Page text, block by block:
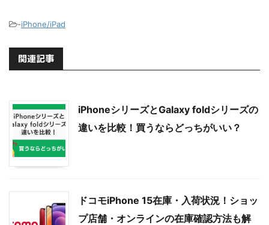
-iPhone/iPad
関連記事
iPhoneシリーズとGalaxy foldシリーズの
違いを比較！買うならどっちがいい？
ドコモiPhone 15在庫・入荷状況！ショッ
プ店舗・オンラインの在庫確認方法も解